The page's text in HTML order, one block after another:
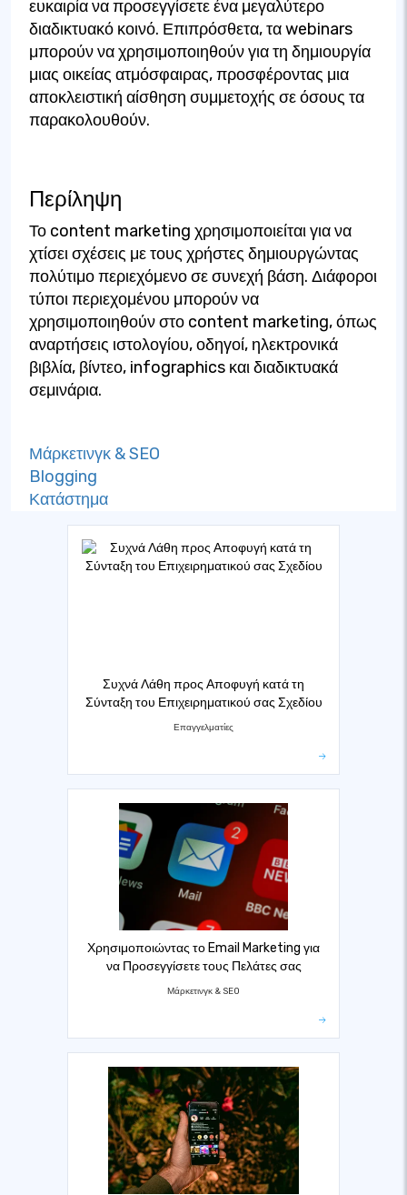
ευκαιρία να προσεγγίσετε ένα μεγαλύτερο
διαδικτυακό κοινό. Επιπρόσθετα, τα webinars
μπορούν να χρησιμοποιηθούν για τη δημιουργία
μιας οικείας ατμόσφαιρας, προσφέροντας μια
αποκλειστική αίσθηση συμμετοχής σε όσους τα
παρακολουθούν.
Περίληψη
Το content marketing χρησιμοποιείται για να
χτίσει σχέσεις με τους χρήστες δημιουργώντας
πολύτιμο περιεχόμενο σε συνεχή βάση. Διάφοροι
τύποι περιεχομένου μπορούν να
χρησιμοποιηθούν στο content marketing, όπως
αναρτήσεις ιστολογίου, οδηγοί, ηλεκτρονικά
βιβλία, βίντεο, infographics και διαδικτυακά
σεμινάρια.
Μάρκετινγκ & SEO
Blogging
Κατάστημα
Συχνά Λάθη προς Αποφυγή κατά τη
Σύνταξη του Επιχειρηματικού σας Σχεδίου
Επαγγελματίες
Χρησιμοποιώντας το Email Marketing για
να Προσεγγίσετε τους Πελάτες σας
Μάρκετινγκ & SEO